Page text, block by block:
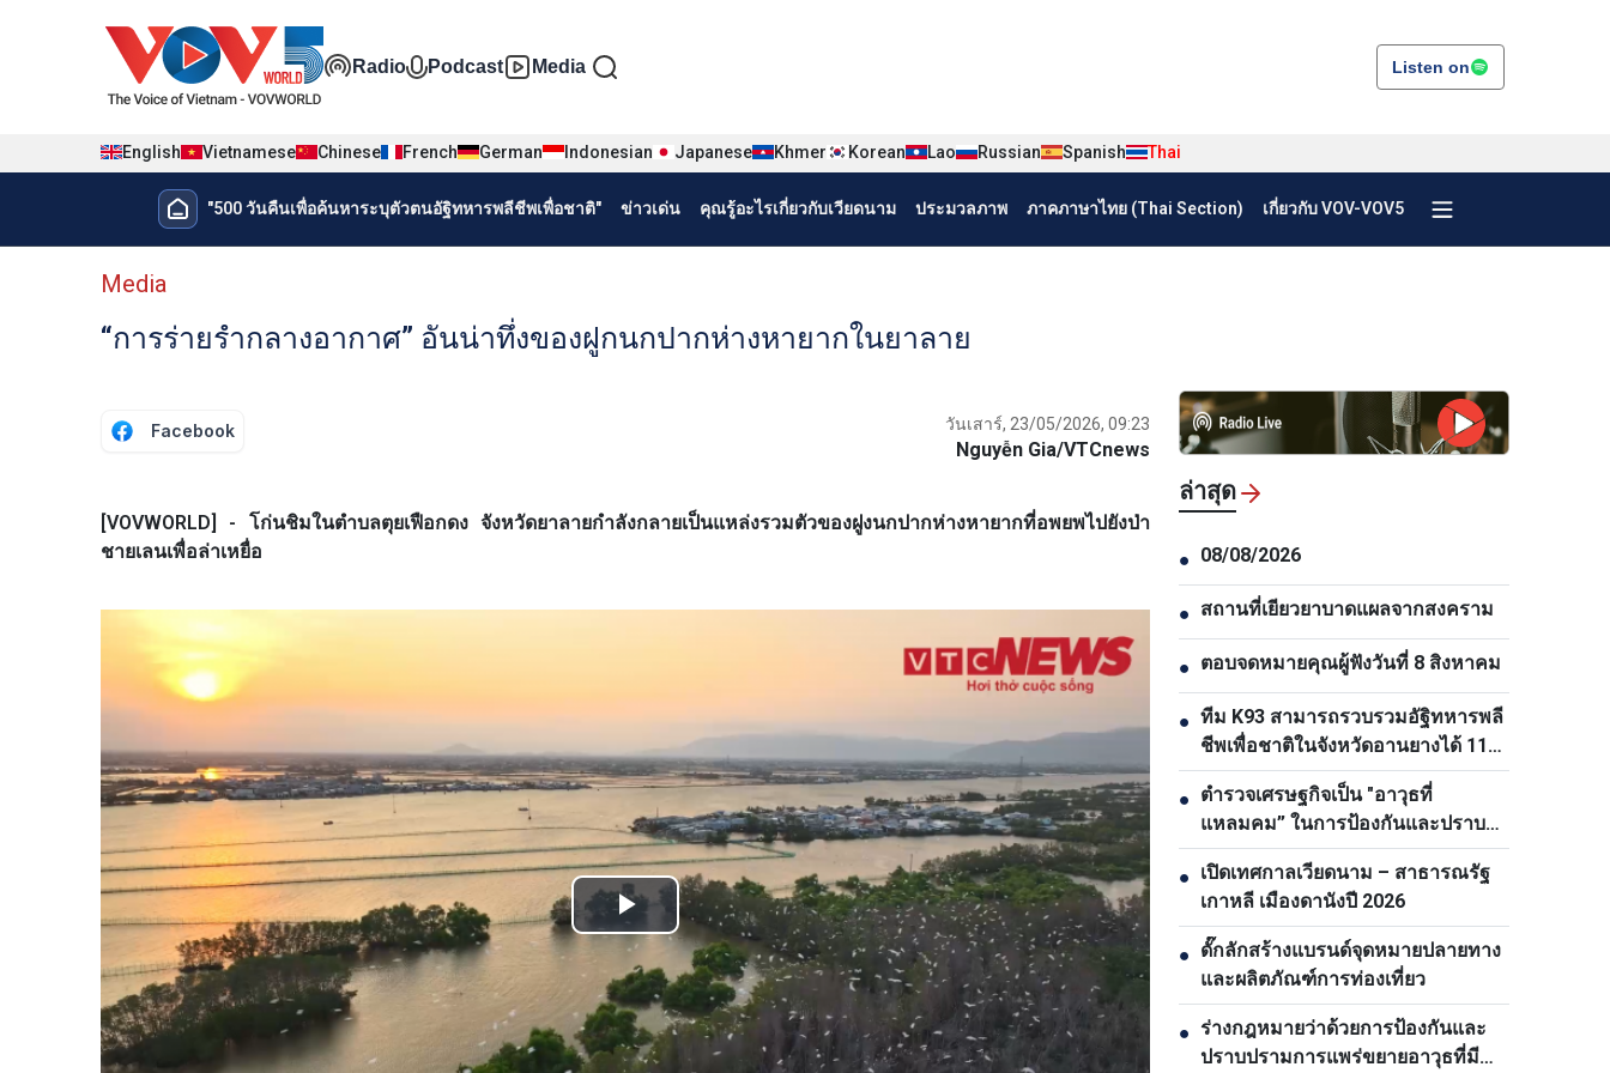
Đa phương tiện tiếng Thái
Radio Podcast Media Listen on
English Vietnamese Chinese French German Indonesian Japanese Khmer Korean Lao Russian Spanish Thai
Menu trang chủ tiếng Thái
"500 วันคืนเพื่อค้นหาระบุตัวตนอัฐิทหารพลีชีพเพื่อชาติ" ข่าวเด่น คุณรู้อะไรเกี่ยวกับเวียดนาม ประมวลภาพ ภาคภาษาไทย (Thai Section) เกี่ยวกับ VOV-VOV5
Menu phụ tiếng Thái
Media
“การร่ายรำกลางอากาศ” อันน่าทึ่งของฝูกนกปากห่างหายากในยาลาย
Facebook วันเสาร์, 23/05/2026, 09:23
Nguyễn Gia/VTCnews
[VOVWORLD] - โก่นชิมในตำบลตุยเฟือกดง จังหวัดยาลายกำลังกลายเป็นแหล่งรวมตัวของฝูงนกปากห่างหายากที่อพยพไปยังป่า
ชายเลนเพื่อล่าเหยื่อ
Play
Video
ล่าสุด
● 08/08/2026
● สถานที่เยียวยาบาดแผลจากสงคราม
● ตอบจดหมายคุณผู้ฟังวันที่ 8 สิงหาคม
● ทีม K93 สามารถรวบรวมอัฐิทหารพลี
ชีพเพื่อชาติในจังหวัดอานยางได้ 11
ชุด
● ตำรวจเศรษฐกิจเป็น "อาวุธที่
แหลมคม” ในการป้องกันและปราบ
ปรามอาชญากรรม
● เปิดเทศกาลเวียดนาม – สาธารณรัฐ
เกาหลี เมืองดานังปี 2026
● ดั๊กลักสร้างแบรนด์จุดหมายปลายทาง
และผลิตภัณฑ์การท่องเที่ยว
● ร่างกฎหมายว่าด้วยการป้องกันและ
ปราบปรามการแพร่ขยายอาวุธที่มี